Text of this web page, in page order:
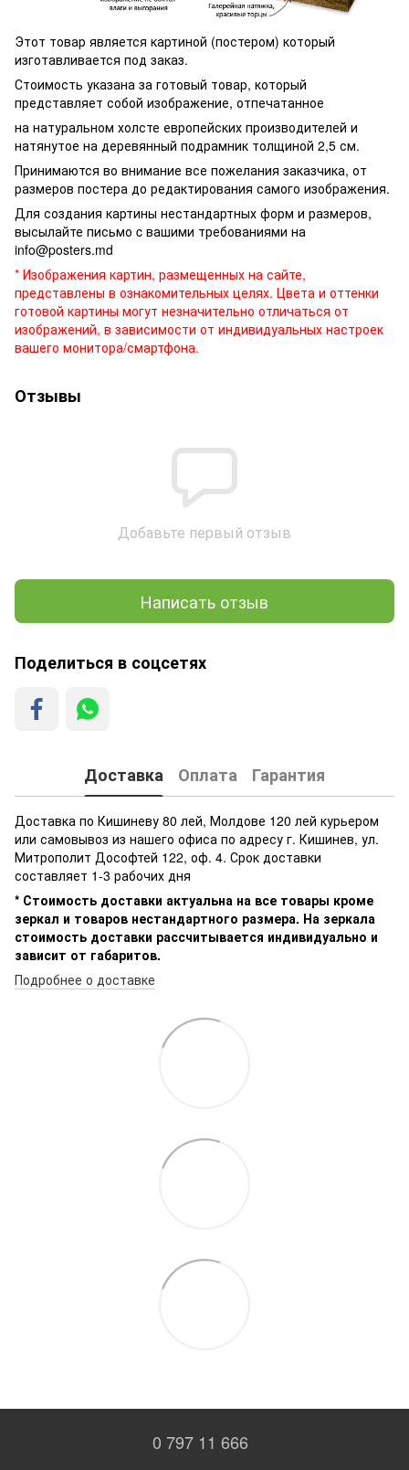
Этот товар является картиной (постером) который
изготавливается под заказ.
Стоимость указана за готовый товар, который
представляет собой изображение, отпечатанное
на натуральном холсте европейских производителей и
натянутое на деревянный подрамник толщиной 2,5 см.
Принимаются во внимание все пожелания заказчика, от
размеров постера до редактирования самого изображения.
Для создания картины нестандартных форм и размеров,
высылайте письмо c вашими требованиями на
info@posters.md
* Изображения картин, размещенных на сайте,
представлены в ознакомительных целях. Цвета и оттенки
готовой картины могут незначительно отличаться от
изображений, в зависимости от индивидуальных настроек
вашего монитора/смартфона.
Отзывы
Добавьте первый отзыв
Написать отзыв
Поделиться в соцсетях
Доставка Оплата Гарантия
Доставка по Кишиневу 80 лей, Молдове 120 лей курьером
или самовывоз из нашего офиса по адресу г. Кишинев, ул.
Митрополит Дософтей 122, оф. 4. Срок доставки
составляет 1-3 рабочих дня
* Стоимость доставки актуальна на все товары кроме
зеркал и товаров нестандартного размера. На зеркала
стоимость доставки рассчитывается индивидуально и
зависит от габаритов.
Подробнее о доставке
0 797 11 666